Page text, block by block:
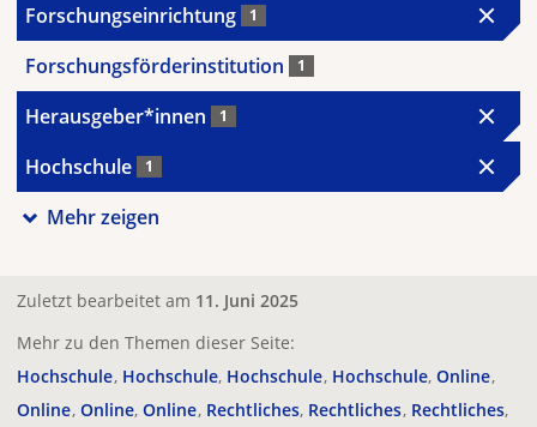
Forschungseinrichtung 1
Forschungsförderinstitution 1
Herausgeber*innen 1
Hochschule 1
Mehr zeigen
Zuletzt bearbeitet am 11. Juni 2025
Mehr zu den Themen dieser Seite:
Hochschule Hochschule Hochschule Hochschule Online
Online Online Online Rechtliches Rechtliches Rechtliches